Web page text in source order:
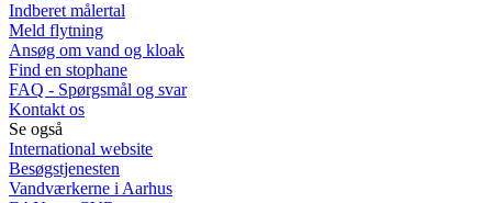
Indberet målertal
Meld flytning
Ansøg om vand og kloak
Find en stophane
FAQ - Spørgsmål og svar
Kontakt os
Se også
International website
Besøgstjenesten
Vandværkerne i Aarhus